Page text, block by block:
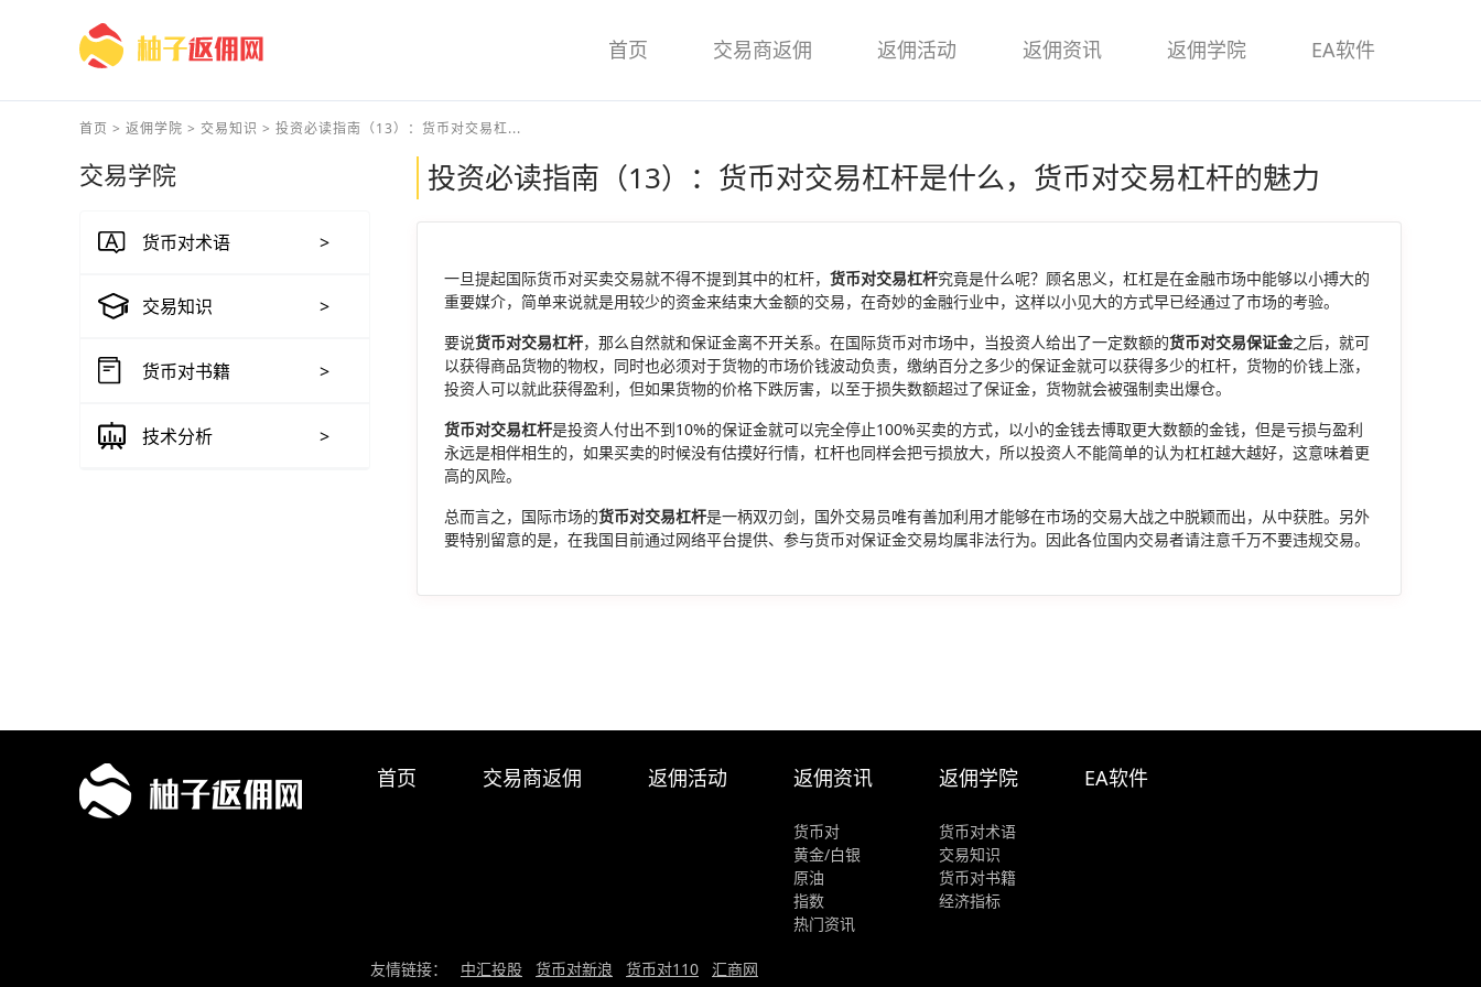
首页 交易商返佣 返佣活动 返佣资讯 返佣学院 EA软件
首页 > 返佣学院 > 交易知识 > 投资必读指南（13）：货币对交易杠...
交易学院
货币对术语 >
交易知识 >
货币对书籍 >
技术分析 >
投资必读指南（13）：货币对交易杠杆是什么，货币对交易杠杆的魅力
一旦提起国际货币对买卖交易就不得不提到其中的杠杆， 货币对交易杠杆究竟是什么呢？顾名思义，杠杠是在金融市场中能够以小搏大的
重要媒介，简单来说就是用较少的资金来结束大金额的交易，在奇妙的金融行业中，这样以小见大的方式早已经通过了市场的考验。
要说货币对交易杠杆，那么自然就和保证金离不开关系。在国际货币对市场中，当投资人给出了一定数额的货币对交易保证金之后，就可
以获得商品货物的物权，同时也必须对于货物的市场价钱波动负责，缴纳百分之多少的保证金就可以获得多少的杠杆，货物的价钱上涨，
投资人可以就此获得盈利，但如果货物的价格下跌厉害，以至于损失数额超过了保证金，货物就会被强制卖出爆仓。
货币对交易杠杆是投资人付出不到10%的保证金就可以完全停止100%买卖的方式，以小的金钱去博取更大数额的金钱，但是亏损与盈利
永远是相伴相生的，如果买卖的时候没有估摸好行情，杠杆也同样会把亏损放大，所以投资人不能简单的认为杠杠越大越好，这意味着更
高的风险。
总而言之，国际市场的货币对交易杠杆是一柄双刃剑，国外交易员唯有善加利用才能够在市场的交易大战之中脱颖而出，从中获胜。另外
要特别留意的是，在我国目前通过网络平台提供、参与货币对保证金交易均属非法行为。因此各位国内交易者请注意千万不要违规交易。
首页 交易商返佣 返佣活动 返佣资讯
货币对
黄金/白银
原油
指数
热门资讯
返佣学院
货币对术语
交易知识
货币对书籍
经济指标
EA软件
友情链接： 中汇投股 货币对新浪 货币对110 汇商网